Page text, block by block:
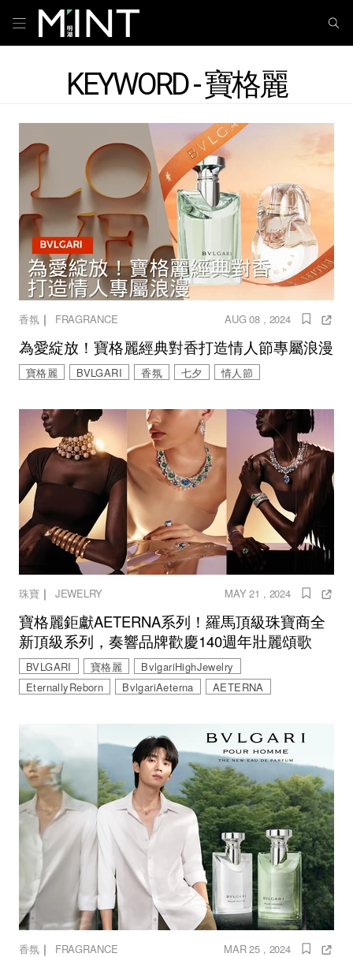
KEYWORD - 寶格麗
香氛｜ FRAGRANCE AUG 08 , 2024
為愛綻放！寶格麗經典對香打造情人節專屬浪漫
寶格麗 BVLGARI 香氛 七夕 情人節
珠寶｜ JEWELRY MAY 21 , 2024
寶格麗鉅獻AETERNA系列！羅馬頂級珠寶商全
新頂級系列，奏響品牌歡慶140週年壯麗頌歌
BVLGARI 寶格麗
BvlgariHighJewelry
EternallyReborn
BvlgariAeterna AETERNA
香氛｜ FRAGRANCE MAR 25 , 2024